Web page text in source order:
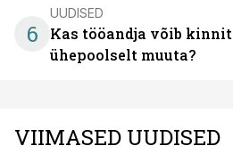
6
UUDISED
Kas tööandja võib
ühepoolselt muuta?
VIIMASED UUDISED